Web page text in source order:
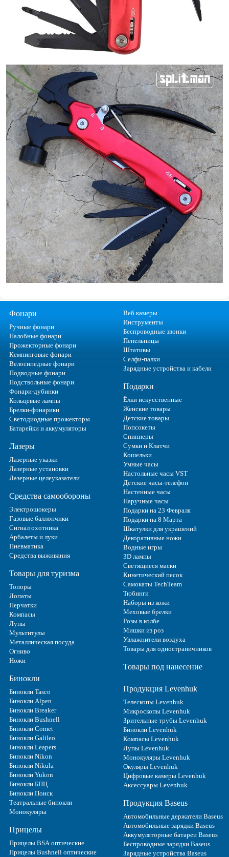
Фонари
Ручные фонари
Налобные фонари
Прожекторные фонари
Кемпинговые фонари
Велосипедные фонари
Подводные фонари
Подствольные фонари
Фонари-дубинки
Кольцевые лампы
Брелки-фонарики
Светодиодные прожекторы
Батарейки и аккумуляторы
Лазеры
Лазерные указки
Лазерные установки
Лазерные целеуказатели
Средства самообороны
Электрошокеры
Газовые баллончики
Сигнал охотника
Арбалеты и луки
Пневматика
Средства выживания
Товары для туризма
Топоры
Лопаты
Перчатки
Компасы
Лупы
Мультитулы
Металлическая посуда
Огниво
Ножи
Бинокли
Бинокли Tasco
Бинокли Alpen
Бинокли Breaker
Бинокли Bushnell
Бинокли Comet
Бинокли Galileo
Бинокли Leapers
Бинокли Nikon
Бинокли Nikula
Бинокли Yukon
Бинокли БПЦ
Бинокли Поиск
Театральные бинокли
Монокуляры
Прицелы
Прицелы BSA оптические
Прицелы Bushnell оптические
Веб камеры
Инструменты
Беспроводные звонки
Пепельницы
Штативы
Селфи-палки
Зарядные устройства и кабели
Подарки
Ёлки искусственные
Женские товары
Детские товары
Попсокеты
Спиннеры
Сумки и Клатчи
Кошельки
Умные часы
Настольные часы VST
Детские часы-телефон
Настенные часы
Наручные часы
Подарки на 23 Февраля
Подарки на 8 Марта
Шкатулки для украшений
Декоративные ножи
Водные игры
3D лампы
Светящиеся маски
Кинетический песок
Самокаты TechTeam
Тюбинги
Наборы из кожи
Меховые брелки
Розы в колбе
Мишки из роз
Увлажнители воздуха
Товары для одностраничников
Товары под нанесение
Продукция Levenhuk
Телескопы Levenhuk
Микроскопы Levenhuk
Зрительные трубы Levenhuk
Бинокли Levenhuk
Компасы Levenhuk
Лупы Levenhuk
Монокуляры Levenhuk
Окуляры Levenhuk
Цифровые камеры Levenhuk
Аксессуары Levenhuk
Продукция Baseus
Автомобильные держатели Baseus
Автомобильные зарядки Baseus
Аккумуляторные батареи Baseus
Беспроводные зарядки Baseus
Зарядные устройства Baseus